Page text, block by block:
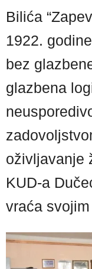
Bilića
1922.
bez
glazbena
oživljavanje
KUD-a
vraća